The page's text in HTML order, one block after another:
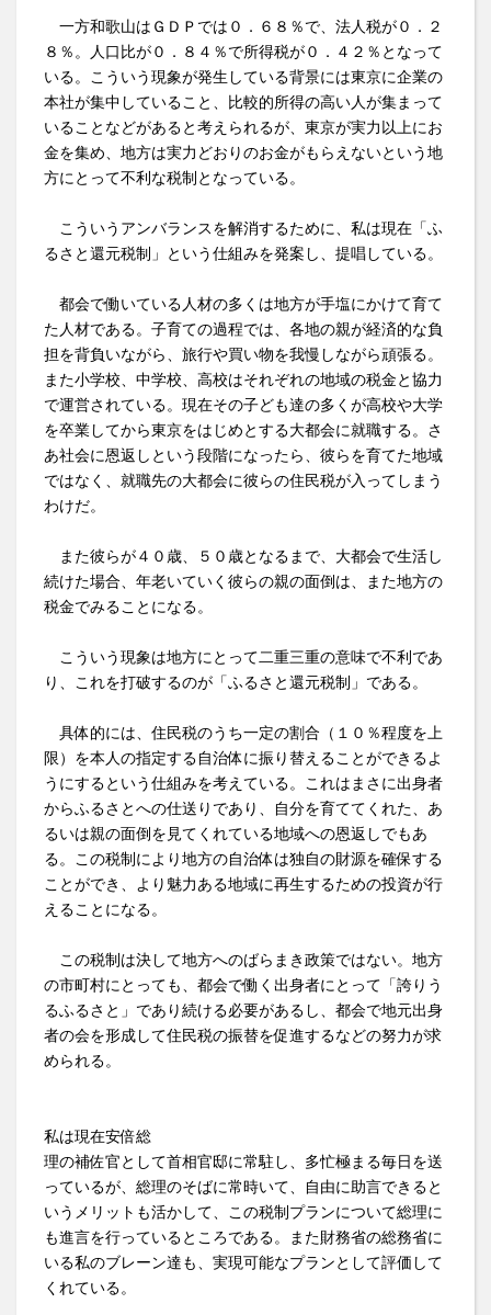
一方和歌山はＧＤＰでは０．６８％で、法人税が０．２
８％。人口比が０．８４％で所得税が０．４２％となって
いる。こういう現象が発生している背景には東京に企業の
本社が集中していること、比較的所得の高い人が集まって
いることなどがあると考えられるが、東京が実力以上にお
金を集め、地方は実力どおりのお金がもらえないという地
方にとって不利な税制となっている。
こういうアンバランスを解消するために、私は現在「ふ
るさと還元税制」という仕組みを発案し、提唱している。
都会で働いている人材の多くは地方が手塩にかけて育て
た人材である。子育ての過程では、各地の親が経済的な負
担を背負いながら、旅行や買い物を我慢しながら頑張る。
また小学校、中学校、高校はそれぞれの地域の税金と協力
で運営されている。現在その子ども達の多くが高校や大学
を卒業してから東京をはじめとする大都会に就職する。さ
あ社会に恩返しという段階になったら、彼らを育てた地域
ではなく、就職先の大都会に彼らの住民税が入ってしまう
わけだ。
また彼らが４０歳、５０歳となるまで、大都会で生活し
続けた場合、年老いていく彼らの親の面倒は、また地方の
税金でみることになる。
こういう現象は地方にとって二重三重の意味で不利であ
り、これを打破するのが「ふるさと還元税制」である。
具体的には、住民税のうち一定の割合（１０％程度を上
限）を本人の指定する自治体に振り替えることができるよ
うにするという仕組みを考えている。これはまさに出身者
からふるさとへの仕送りであり、自分を育ててくれた、あ
るいは親の面倒を見てくれている地域への恩返しでもあ
る。この税制により地方の自治体は独自の財源を確保する
ことができ、より魅力ある地域に再生するための投資が行
えることになる。
この税制は決して地方へのばらまき政策ではない。地方
の市町村にとっても、都会で働く出身者にとって「誇りう
るふるさと」であり続ける必要があるし、都会で地元出身
者の会を形成して住民税の振替を促進するなどの努力が求
められる。
私は現在安倍総
理の補佐官として首相官邸に常駐し、多忙極まる毎日を送
っているが、総理のそばに常時いて、自由に助言できると
いうメリットも活かして、この税制プランについて総理に
も進言を行っているところである。また財務省の総務省に
いる私のブレーン達も、実現可能なプランとして評価して
くれている。